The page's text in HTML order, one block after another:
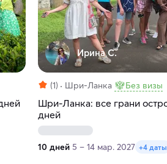
Ирина С.
(1) Шри-Ланка Без визы
Шри-Ланка: все грани
дней
10 дней 5 – 14 мар. 2027 +4 даты